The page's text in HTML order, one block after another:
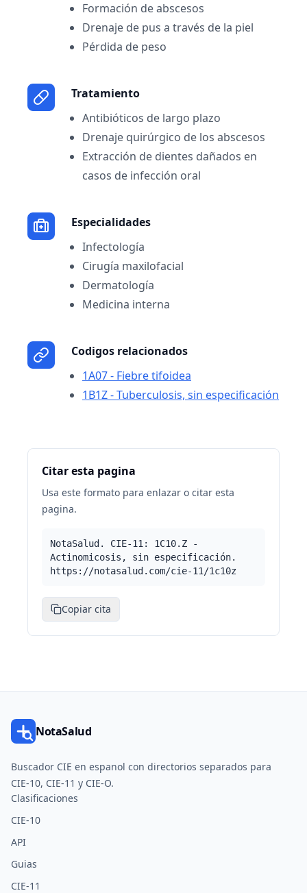
Formación de abscesos
Drenaje de pus a través de la piel
Pérdida de peso
Tratamiento
Antibióticos de largo plazo
Drenaje quirúrgico de los abscesos
Extracción de dientes dañados en
casos de infección oral
Especialidades
Infectología
Cirugía maxilofacial
Dermatología
Medicina interna
Codigos relacionados
1A07 - Fiebre tifoidea
1B1Z - Tuberculosis, sin especificación
Citar esta pagina
Usa este formato para enlazar o citar esta
pagina.
NotaSalud. CIE-11: 1C10.Z -
Actinomicosis, sin especificación.
https://notasalud.com/cie-11/1c10z
Copiar cita
NotaSalud
Buscador CIE en espanol con directorios separados para
CIE-10, CIE-11 y CIE-O.
Clasificaciones
CIE-10
API
Guias
CIE-11